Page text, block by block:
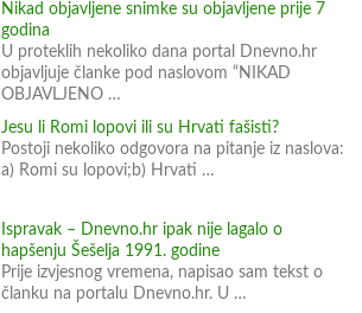
Nikad objavljene snimke su objavljene prije 7
godina
U proteklih nekoliko dana portal Dnevno.hr
objavljuje članke pod naslovom “NIKAD
OBJAVLJENO …
Jesu li Romi lopovi ili su Hrvati fašisti?
Postoji nekoliko odgovora na pitanje iz naslova:
a) Romi su lopovi;b) Hrvati …
Ispravak – Dnevno.hr ipak nije lagalo o
hapšenju Šešelja 1991. godine
Prije izvjesnog vremena, napisao sam tekst o
članku na portalu Dnevno.hr. U …